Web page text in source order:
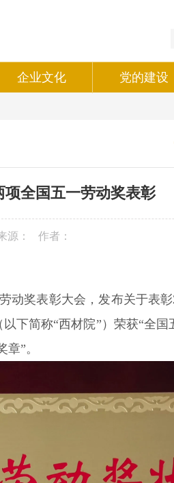
企业文化 党的建设
全国五一劳动奖表彰
源： 作者：
奖表彰大会，发布关于表
下简称“西材院”）荣获“全国
”。